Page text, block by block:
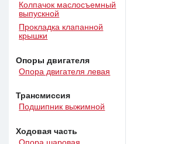
Колпачок маслосъемный
выпускной
Прокладка клапанной
крышки
Опоры двигателя
Опора двигателя левая
Трансмиссия
Подшипник выжимной
Ходовая часть